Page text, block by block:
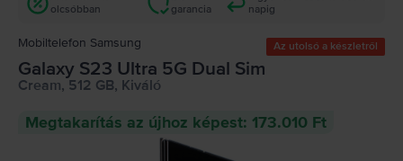
olcsóbban
garancia
napig
Mobiltelefon Samsung Az utolsó a készletről
Galaxy S23 Ultra 5G Dual Sim
Cream, 512 GB, Kiváló
Megtakarítás az újhoz képest: 173.010 Ft